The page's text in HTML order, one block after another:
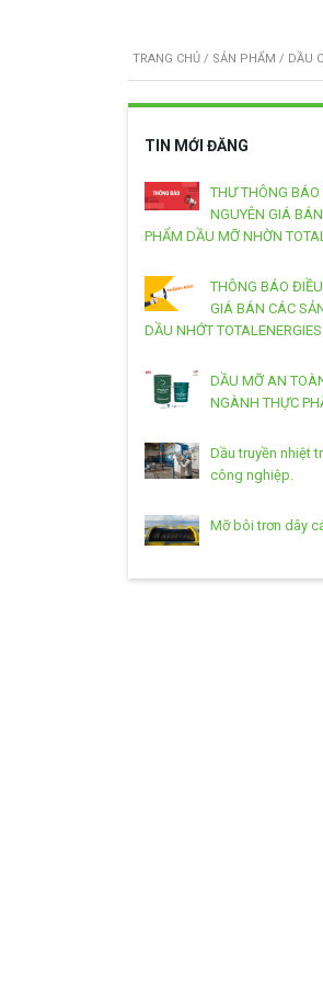
TRANG CHỦ / SẢN PHẨM / DẦU
TIN MỚI ĐĂNG
THƯ THÔNG BÁO
NGUYÊN GIÁ
PHẨM DẦU MỠ NHỜN
THÔNG BÁO
GIÁ BÁN CÁC
DẦU NHỚT TOTALENERGIES
DẦU MỠ AN
NGÀNH THỰC
Dầu truyền nhiệt
công nghiệp.
Mỡ bôi trơn dây